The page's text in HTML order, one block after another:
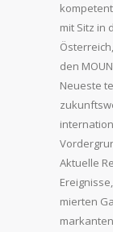
mit Sitz in
den
Neueste
Aktuelle
mierten